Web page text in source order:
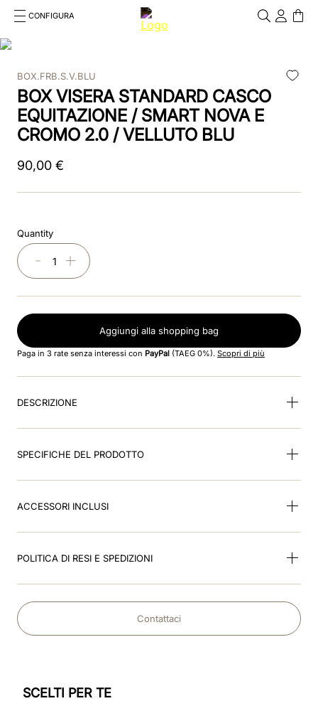
CONFIGURA
Cosa stai cercando?
1.kep cromo 2 0
2 helmet
3.kep
5.accessori
inserti
7.casco
9.kep nero
BOX.FRB.S.V.BLU
BOX VISERA STANDARD CASCO
EQUITAZIONE / SMART NOVA E
CROMO 2.0 / VELLUTO BLU
90,00 €
Quantity
＋
－
Aggiungi alla shopping bag
Paga in 3 rate senza interessi con PayPal (TAEG 0%). Scopri di più
DESCRIZIONE
SPECIFICHE DEL PRODOTTO
ACCESSORI INCLUSI
POLITICA DI RESI E SPEDIZIONI
Contattaci
SCELTI PER TE